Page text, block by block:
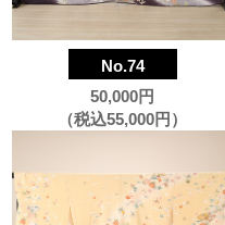
No.74
50,000円
（税込55,000円）